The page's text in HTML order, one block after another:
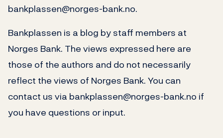
bankplassen@norges-bank.no.
Bankplassen is a blog by staff members at
Norges Bank. The views expressed here are
those of the authors and do not necessarily
reflect the views of Norges Bank. You can
contact us via bankplassen@norges-bank.no if
you have questions or input.